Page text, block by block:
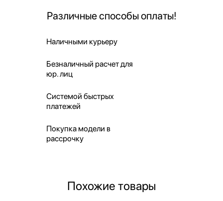
Различные способы оплаты!
Наличными курьеру
Безналичный расчет для
юр. лиц
Системой быстрых
платежей
Покупка модели в
рассрочку
Похожие товары